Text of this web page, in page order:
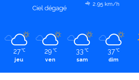
Ciel dégagé
2.95 km/h
27 ℃
jeu
29 ℃
ven
33 ℃
sam
37 ℃
dim